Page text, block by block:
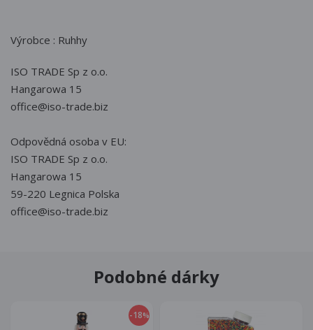
Výrobce : Ruhhy
ISO TRADE Sp z o.o.
Hangarowa 15
office@iso-trade.biz
Odpovědná osoba v EU:
ISO TRADE Sp z o.o.
Hangarowa 15
59-220 Legnica Polska
office@iso-trade.biz
Podobné dárky
-18%